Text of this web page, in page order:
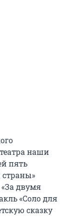
наши
пять
страны»
двумя
«Соло для
сказку